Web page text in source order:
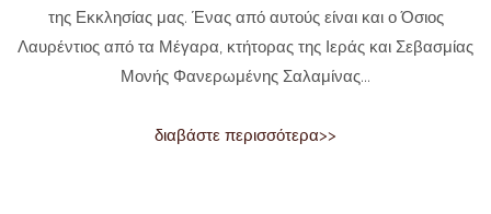
της Εκκλησίας μας. Ένας από αυτούς είναι και ο Όσιος
Λαυρέντιος από τα Μέγαρα, κτήτορας της Ιεράς και Σεβασμίας
Μονής Φανερωμένης Σαλαμίνας...
διαβάστε περισσότερα>>